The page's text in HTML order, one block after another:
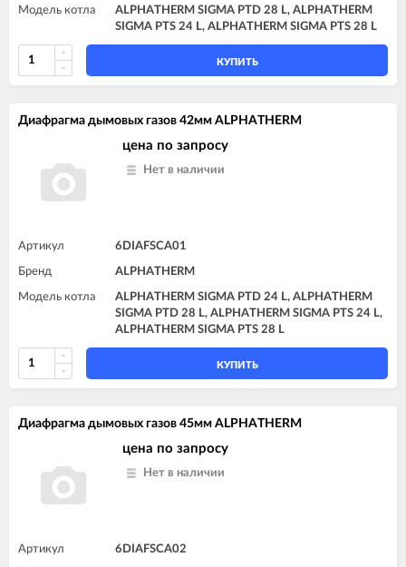
Модель котла
ALPHATHERM SIGMA PTD 28 L, ALPHATHERM
SIGMA PTS 24 L, ALPHATHERM SIGMA PTS 28 L
КУПИТЬ
Диафрагма дымовых газов 42мм ALPHATHERM
цена по запросу
Нет в наличии
Артикул 6DIAFSCA01
Бренд ALPHATHERM
Модель котла
ALPHATHERM SIGMA PTD 24 L, ALPHATHERM
SIGMA PTD 28 L, ALPHATHERM SIGMA PTS 24 L,
ALPHATHERM SIGMA PTS 28 L
КУПИТЬ
Диафрагма дымовых газов 45мм ALPHATHERM
цена по запросу
Нет в наличии
Артикул 6DIAFSCA02